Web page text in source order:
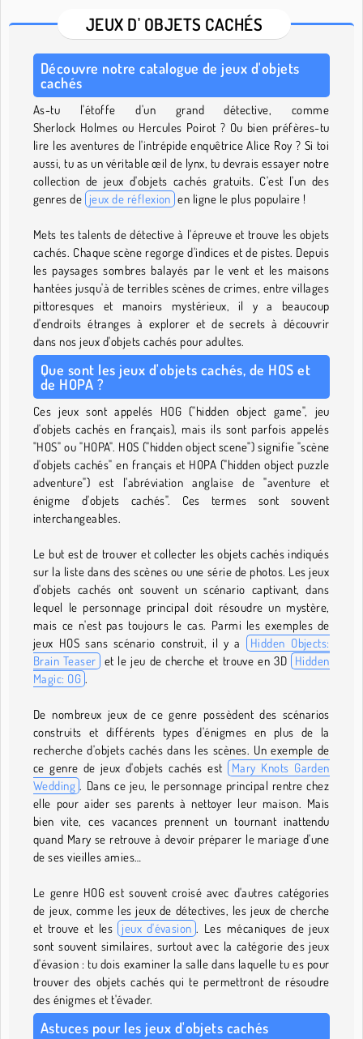
JEUX D' OBJETS CACHÉS
Découvre notre catalogue de jeux d'objets
cachés
As-tu l'étoffe d'un grand détective, comme
Sherlock Holmes ou Hercules Poirot ? Ou bien préfères-tu
lire les aventures de l'intrépide enquêtrice Alice Roy ? Si toi
aussi, tu as un véritable œil de lynx, tu devrais essayer notre
collection de jeux d'objets cachés gratuits. C'est l'un des
genres de jeux de réflexion en ligne le plus populaire !
Mets tes talents de détective à l'épreuve et trouve les objets
cachés. Chaque scène regorge d'indices et de pistes. Depuis
les paysages sombres balayés par le vent et les maisons
hantées jusqu'à de terribles scènes de crimes, entre villages
pittoresques et manoirs mystérieux, il y a beaucoup
d'endroits étranges à explorer et de secrets à découvrir
dans nos jeux d'objets cachés pour adultes.
Que sont les jeux d'objets cachés, de HOS et
de HOPA ?
Ces jeux sont appelés HOG ("hidden object game", jeu
d'objets cachés en français), mais ils sont parfois appelés
"HOS" ou "HOPA". HOS ("hidden object scene") signifie "scène
d'objets cachés" en français et HOPA ("hidden object puzzle
adventure") est l'abréviation anglaise de "aventure et
énigme d'objets cachés". Ces termes sont souvent
interchangeables.
Le but est de trouver et collecter les objets cachés indiqués
sur la liste dans des scènes ou une série de photos. Les jeux
d'objets cachés ont souvent un scénario captivant, dans
lequel le personnage principal doit résoudre un mystère,
mais ce n'est pas toujours le cas. Parmi les exemples de
jeux HOS sans scénario construit, il y a
Hidden Objects:
Brain Teaser et le jeu de cherche et trouve en 3D Hidden
Magic: OG .
De nombreux jeux de ce genre possèdent des scénarios
construits et différents types d'énigmes en plus de la
recherche d'objets cachés dans les scènes. Un exemple de
ce genre de jeux d'objets cachés est
Mary Knots Garden
Wedding . Dans ce jeu, le personnage principal rentre chez
elle pour aider ses parents à nettoyer leur maison. Mais
bien vite, ces vacances prennent un tournant inattendu
quand Mary se retrouve à devoir préparer le mariage d'une
de ses vieilles amies…
Le genre HOG est souvent croisé avec d'autres catégories
de jeux, comme les jeux de détectives, les jeux de cherche
et trouve et les
jeux d'évasion . Les mécaniques de jeux
sont souvent similaires, surtout avec la catégorie des jeux
d'évasion : tu dois examiner la salle dans laquelle tu es pour
trouver des objets cachés qui te permettront de résoudre
des énigmes et t'évader.
Astuces pour les jeux d'objets cachés